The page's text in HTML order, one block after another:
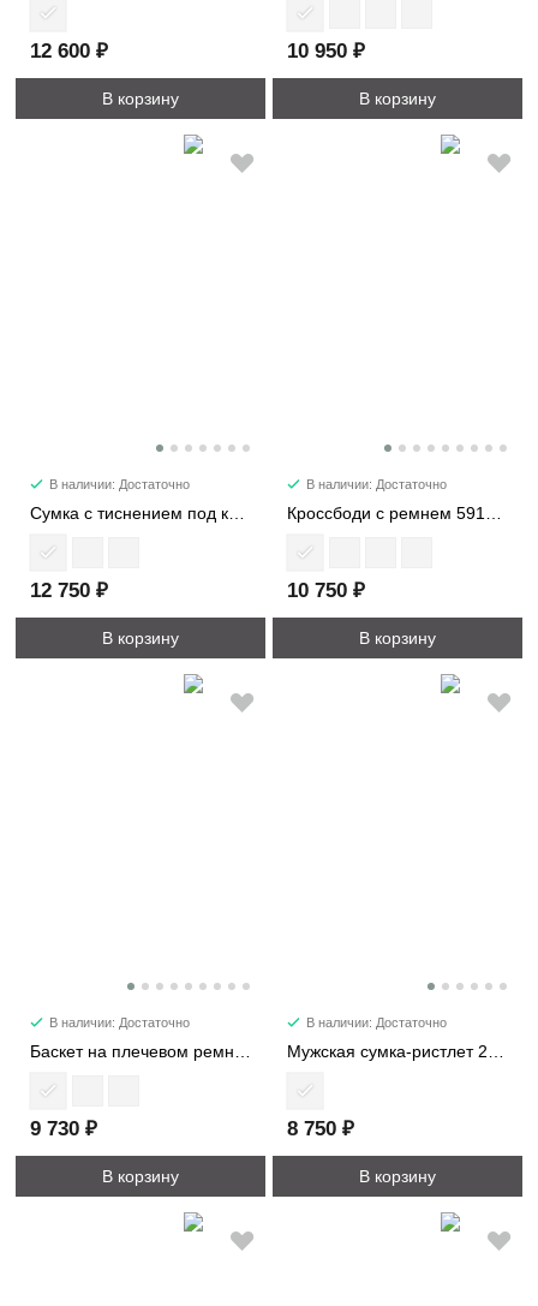
12 600 ₽
В корзину
10 950 ₽
В корзину
В наличии: Достаточно
12 750 ₽
В корзину
В наличии: Достаточно
10 750 ₽
В корзину
В наличии: Достаточно
Баскет на плечевом ремне с кошельком 6734
9 730 ₽
В корзину
В наличии: Достаточно
Мужская сумка-ристлет 2516-4
8 750 ₽
В корзину